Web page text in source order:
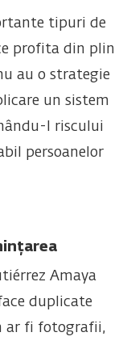
tipuri de
profita din plin
au o strategie
un sistem
l riscului
persoanelor
Amaya
duplicate
ar fi fotografii,